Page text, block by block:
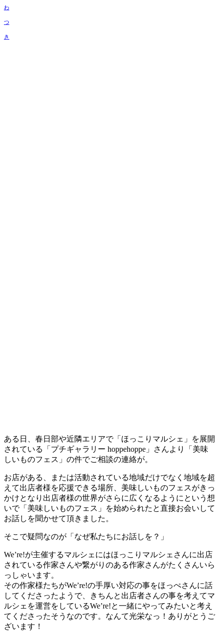
ある日、春日部や近隣エリアで「ほっこりマルシェ」を展開
されている「プチギャラリー hoppehoppe」さんより「美味
しいものフェス」の件でご相談の連絡が。
お店がある、または活動されている地域だけでなく地域を超
えて出店者様を応援できる場所、美味しいものフェスがきっ
かけとなり出店者様の世界がさらに広くなるようにという想
いで「美味しいものフェス」を始められたと直接お会いして
お話しを聞かせて頂きました。
そこで疑問なのが「なぜ私たちにお話しを？」
We’re!が主催するマルシェにはほっこりマルシェさんに出店
されている作家さんや繋がりのある作家さんがたくさんいら
っしゃいます。
その作家様たちがWe’re!の手厚い対応の事をほっぺさんに話
してくださったようで、きちんと出店者さんの事を考えてマ
ルシェを運営をしているWe’re!と一緒にやってみたいと考え
てくださったそうなのです。なんて光栄なっ！ありがとうご
ざいます！